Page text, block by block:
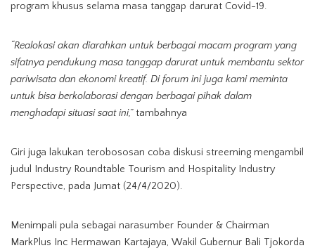
program khusus selama masa tanggap darurat Covid-19.
“Realokasi akan diarahkan untuk berbagai macam program yang
sifatnya pendukung masa tanggap darurat untuk membantu sektor
pariwisata dan ekonomi kreatif. Di forum ini juga kami meminta
untuk bisa berkolaborasi dengan berbagai pihak dalam
menghadapi situasi saat ini,”tambahnya
Giri juga lakukan terobososan coba diskusi streeming mengambil
judul Industry Roundtable Tourism and Hospitality Industry
Perspective, pada Jumat (24/4/2020).
Menimpali pula sebagai narasumber Founder & Chairman
MarkPlus Inc Hermawan Kartajaya, Wakil Gubernur Bali Tjokorda